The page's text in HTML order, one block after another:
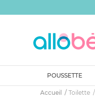
POUSSETTE
Accueil Toilette